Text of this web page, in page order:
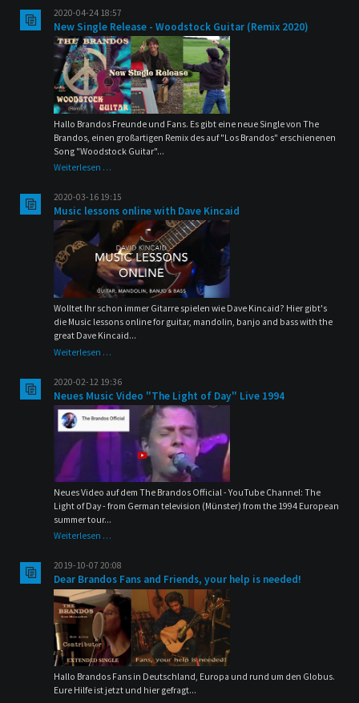
Dave
Kincaid
nach
OP
2020-04-24 18:57
New Single Release - Woodstock Guitar (Remix 2020)
Hallo Brandos Freunde und Fans. Es gibt eine neue Single von The
Brandos, einen großartigen Remix des auf "Los Brandos" erschienenen
Song "Woodstock Guitar"...
Weiterlesen …New
Release
-
Woodstock
Guitar
(Remix
2020)
2020-03-16 19:15
Music lessons online with Dave Kincaid
Wolltet Ihr schon immer Gitarre spielen wie Dave Kincaid? Hier gibt's
die Music lessons online for guitar, mandolin, banjo and bass with the
great Dave Kincaid...
Weiterlesen …
online
with
Dave
Kincaid
2020-02-12 19:36
Neues Music Video "The Light of Day" Live 1994
Neues Video auf dem The Brandos Official - YouTube Channel: The
Light of Day - from German television (Münster) from the 1994 European
summer tour...
Weiterlesen …Neues
Video
"The
Light
of
Day"
Live
1994
2019-10-07 20:08
Dear Brandos Fans and Friends, your help is needed!
Hallo Brandos Fans in Deutschland, Europa und rund um den Globus.
Eure Hilfe ist jetzt und hier gefragt...